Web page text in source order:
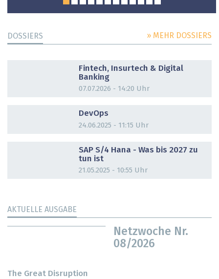
DOSSIERS » MEHR DOSSIERS
Fintech, Insurtech & Digital
Banking
07.07.2026 - 14:20 Uhr
DevOps
24.06.2025 - 11:15 Uhr
SAP S/4 Hana - Was bis 2027 zu
tun ist
21.05.2025 - 10:55 Uhr
AKTUELLE AUSGABE
Netzwoche Nr.
08/2026
The Great Disruption